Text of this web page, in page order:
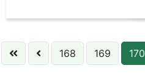
168 169 170